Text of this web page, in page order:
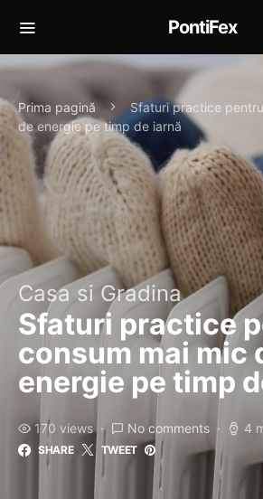
PontiFex
Prima pagină
Sfaturi practice
de energie pe timp de iarnă
Casa si Gradina
Sfaturi practice
consum mai mic
energie pe timp
170 views No comments 4
SHARE TWEET